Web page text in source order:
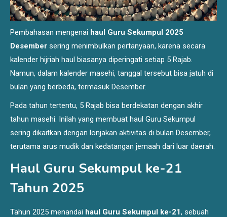
Pembahasan mengenai haul Guru Sekumpul 2025
Desember sering menimbulkan pertanyaan, karena secara
kalender hijriah haul biasanya diperingati setiap 5 Rajab.
Namun, dalam kalender masehi, tanggal tersebut bisa jatuh di
bulan yang berbeda, termasuk Desember.
Pada tahun tertentu, 5 Rajab bisa berdekatan dengan akhir
tahun masehi. Inilah yang membuat haul Guru Sekumpul
sering dikaitkan dengan lonjakan aktivitas di bulan Desember,
terutama arus mudik dan kedatangan jemaah dari luar daerah.
Haul Guru Sekumpul ke-21
Tahun 2025
Tahun 2025 menandai haul Guru Sekumpul ke-21, sebuah